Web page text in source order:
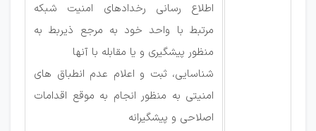
اطلاع رسانی رخدادهای امنیت شبکه
مرتبط با واحد خود به مرجع ذیربط به
منظور پیشگیری و یا مقابله با آنها
شناسایی، ثبت و اعلام عدم انطباق های
امنیتی به منظور انجام به موقع اقدامات
اصلاحی و پیشگیرانه